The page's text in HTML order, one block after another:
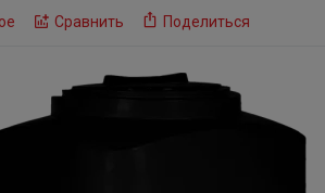
Сравнить Поделиться